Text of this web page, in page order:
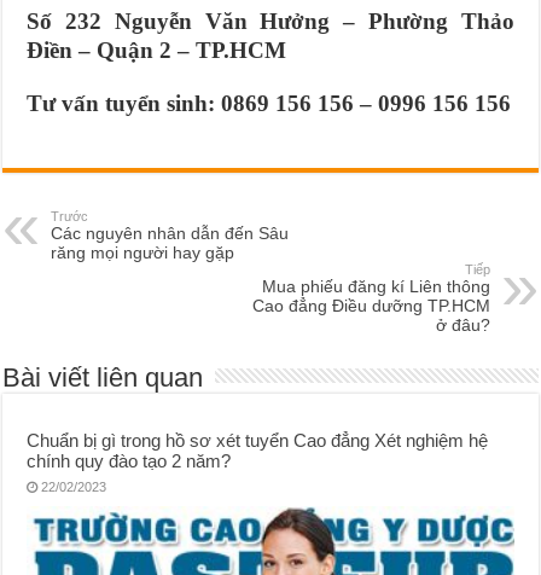
Số 232 Nguyễn Văn Hưởng – Phường Thảo
Điền – Quận 2 – TP.HCM
Tư vấn tuyển sinh: 0869 156 156 – 0996 156 156
Trước
Các nguyên nhân dẫn đến Sâu
răng mọi người hay gặp
Tiếp
Mua phiếu đăng kí Liên thông
Cao đẳng Điều dưỡng TP.HCM
ở đâu?
Bài viết liên quan
Chuẩn bị gì trong hồ sơ xét tuyển Cao đẳng Xét nghiệm hệ
chính quy đào tạo 2 năm?
22/02/2023